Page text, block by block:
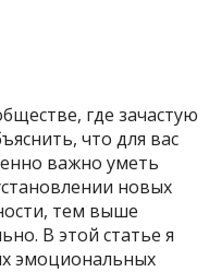
где зачастую
что для вас
важно уметь
новых
тем выше
В этой статье я
эмоциональных